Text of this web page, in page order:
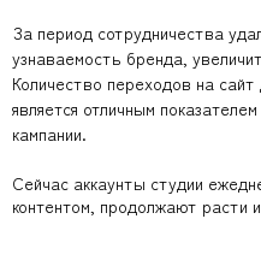
За период сотрудничества
узнаваемость бренда,
Количество переходов на
является отличным
кампании.
Сейчас аккаунты студии
контентом, продолжают расти